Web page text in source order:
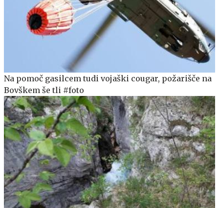
Na pomoč gasilcem tudi vojaški cougar, požarišče na
Bovškem še tli #foto